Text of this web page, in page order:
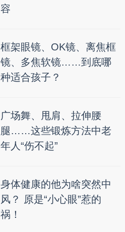
容
框架眼镜、OK镜、离焦框
镜、多焦软镜……到底哪
种适合孩子？
广场舞、甩肩、拉伸腰
腿……这些锻炼方法中老
年人“伤不起”
身体健康的他为啥突然中
风？ 原是“小心眼”惹的
祸！